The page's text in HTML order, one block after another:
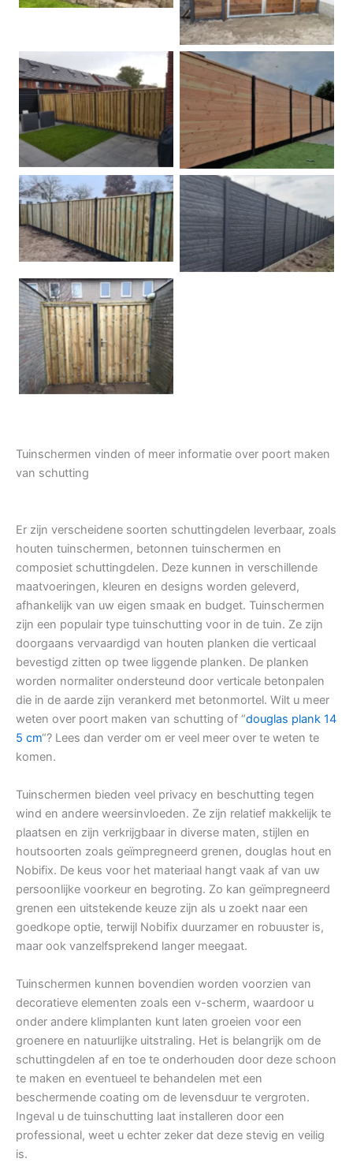
Betonpalen schutting Douglas
Hout beton schuttingen Rots motief antraciet
Tuindeur grenen
Tuinschermen vinden of meer informatie over poort maken
van schutting
Er zijn verscheidene soorten schuttingdelen leverbaar, zoals
houten tuinschermen, betonnen tuinschermen en
composiet schuttingdelen. Deze kunnen in verschillende
maatvoeringen, kleuren en designs worden geleverd,
afhankelijk van uw eigen smaak en budget. Tuinschermen
zijn een populair type tuinschutting voor in de tuin. Ze zijn
doorgaans vervaardigd van houten planken die verticaal
bevestigd zitten op twee liggende planken. De planken
worden normaliter ondersteund door verticale betonpalen
die in de aarde zijn verankerd met betonmortel. Wilt u meer
weten over poort maken van schutting of “douglas plank 14
5 cm“? Lees dan verder om er veel meer over te weten te
komen.
Tuinschermen bieden veel privacy en beschutting tegen
wind en andere weersinvloeden. Ze zijn relatief makkelijk te
plaatsen en zijn verkrijgbaar in diverse maten, stijlen en
houtsoorten zoals geïmpregneerd grenen, douglas hout en
Nobifix. De keus voor het materiaal hangt vaak af van uw
persoonlijke voorkeur en begroting. Zo kan geïmpregneerd
grenen een uitstekende keuze zijn als u zoekt naar een
goedkope optie, terwijl Nobifix duurzamer en robuuster is,
maar ook vanzelfsprekend langer meegaat.
Tuinschermen kunnen bovendien worden voorzien van
decoratieve elementen zoals een v-scherm, waardoor u
onder andere klimplanten kunt laten groeien voor een
groenere en natuurlijke uitstraling. Het is belangrijk om de
schuttingdelen af en toe te onderhouden door deze schoon
te maken en eventueel te behandelen met een
beschermende coating om de levensduur te vergroten.
Ingeval u de tuinschutting laat installeren door een
professional, weet u echter zeker dat deze stevig en veilig
is.